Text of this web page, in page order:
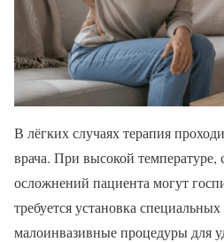
В лёгких случаях терапия
врача. При высокой
осложнений пациента могут
требуется установка
малоинвазивные процедуры для